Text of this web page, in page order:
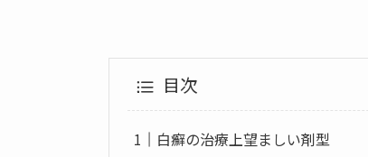
目次
白癬の治療上望ましい剤型